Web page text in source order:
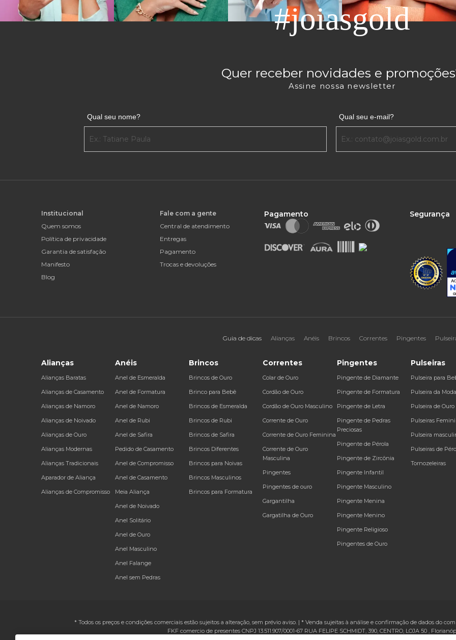
#joiasgold
Quer receber novidades e
Assine nossa newsletter
Qual seu nome? Qual seu e-mail?
Institucional
Quem somos
Política de privacidade
Garantia de satisfação
Manifesto
Blog
Fale com a gente
Central de atendimento
Entregas
Pagamento
Trocas e devoluções
Pagamento Segurança
Guia de dicas Alianças Anéis Brincos Correntes Pingentes
Alianças
Alianças Baratas
Alianças de Casamento
Alianças de Namoro
Alianças de Noivado
Alianças de Ouro
Alianças Modernas
Alianças Tradicionais
Aparador de Aliança
Alianças de Compromisso
Anéis
Anel de Esmeralda
Anel de Formatura
Anel de Namoro
Anel de Rubi
Anel de Safira
Pedido de Casamento
Anel de Compromisso
Anel de Casamento
Meia Aliança
Anel de Noivado
Anel Solitário
Anel de Ouro
Anel Masculino
Anel Falange
Anel sem Pedras
Brincos
Brincos de Ouro
Brinco para Bebê
Brincos de Esmeralda
Brincos de Rubi
Brincos de Safira
Brincos Diferentes
Brincos para Noivas
Brincos Masculinos
Brincos para Formatura
Correntes
Colar de Ouro
Cordão de Ouro
Cordão de Ouro Masculino
Corrente de Ouro
Corrente de Ouro Feminina
Corrente de Ouro
Masculina
Pingentes
Pingentes de ouro
Gargantilha
Gargatilha de Ouro
Pingentes
Pingente de Diamante
Pingente de Formatura
Pingente de Letra
Pingente de Pedras
Preciosas
Pingente de Pérola
Pingente de Zircônia
Pingente Infantil
Pingente Masculino
Pingente Menina
Pingente Menino
Pingente Religioso
Pingentes de Ouro
Pulseiras
Pulseira para
Pulseira da Moda
Pulseira de Ouro
Pulseiras
Pulseira
Pulseiras de
Tornozeleiras
* Todos os preços e condições comerciais estão sujeitos a alteração, sem prévio aviso. | * Venda sujeitas à análise e confirmação de dados do
FKF comercio de presentes CNPJ 13.511.907/0001-67 RUA FELIPE SCHMIDT, 390, CENTRO, LOJA 50 ,